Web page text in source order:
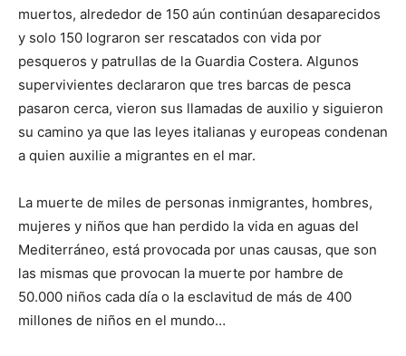
muertos, alrededor de 150 aún continúan desaparecidos
y solo 150 lograron ser rescatados con vida por
pesqueros y patrullas de la Guardia Costera. Algunos
supervivientes declararon que tres barcas de pesca
pasaron cerca, vieron sus llamadas de auxilio y siguieron
su camino ya que las leyes italianas y europeas condenan
a quien auxilie a migrantes en el mar.
La muerte de miles de personas inmigrantes, hombres,
mujeres y niños que han perdido la vida en aguas del
Mediterráneo, está provocada por unas causas, que son
las mismas que provocan la muerte por hambre de
50.000 niños cada día o la esclavitud de más de 400
millones de niños en el mundo…